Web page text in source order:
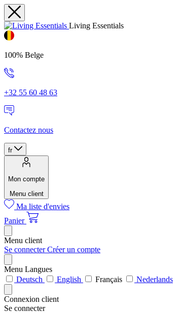
Living Essentials
100% Belge
+32 55 60 48 63
Contactez nous
fr
Mon compte
Menu client
Ma liste d'envies
Panier
Menu client
Se connecterCréer un compte
Menu Langues
Deutsch
English Français Nederlands
Connexion client
Se connecter